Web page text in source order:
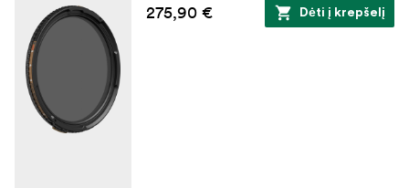
275,90 € Dėti į krepšelį